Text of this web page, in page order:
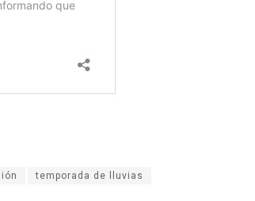
temporada de lluvias